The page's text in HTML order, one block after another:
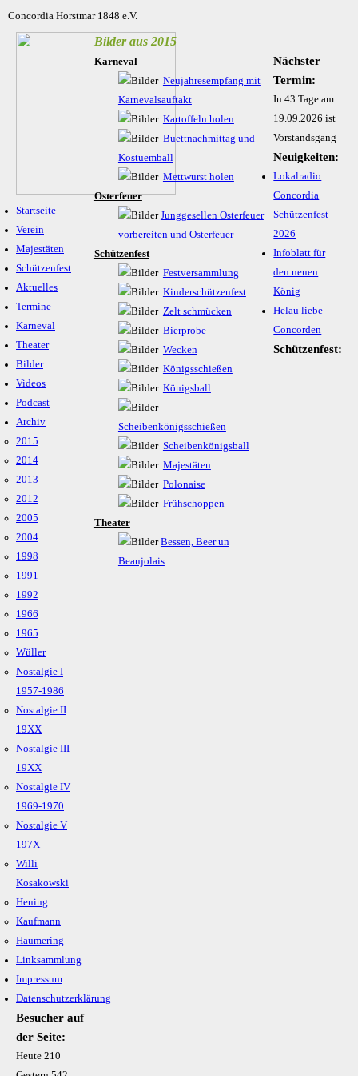
Concordia Horstmar 1848 e.V.
Startseite
Verein
Majestäten
Schützenfest
Aktuelles
Termine
Karneval
Theater
Bilder
Videos
Podcast
Archiv
2015
2014
2013
2012
2005
2004
1998
1991
1992
1966
1965
Wüller
Nostalgie I
1957-1986
Nostalgie II
19XX
Nostalgie III
19XX
Nostalgie IV
1969-1970
Nostalgie V
197X
Willi
Kosakowski
Heuing
Kaufmann
Haumering
Linksammlung
Impressum
Datenschutzerklärung
Besucher auf
der Seite:
Heute 210
Bilder aus 2015
Karneval
Neujahresempfang mit
Karnevalsauftakt
Kartoffeln holen
Buettnachmittag und
Kostuemball
Mettwurst holen
Osterfeuer
Junggesellen Osterfeuer
vorbereiten und Osterfeuer
Schützenfest
Festversammlung
Kinderschützenfest
Zelt schmücken
Bierprobe
Wecken
Königsschießen
Königsball
Scheibenkönigsschießen
Scheibenkönigsball
Majestäten
Polonaise
Frühschoppen
Theater
Bessen, Beer un
Beaujolais
Nächster
Termin:
In 43 Tage am
19.09.2026 ist
Vorstandsgang
Neuigkeiten:
Lokalradio
Concordia
Schützenfest
2026
Infoblatt für
den neuen
König
Helau liebe
Concorden
Schützenfest: